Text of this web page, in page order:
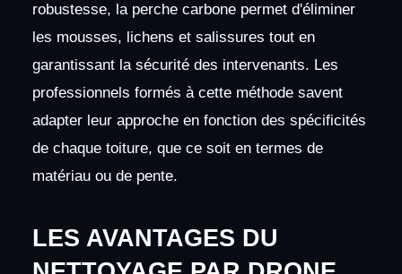
robustesse, la perche carbone permet d'éliminer
les mousses, lichens et salissures tout en
garantissant la sécurité des intervenants. Les
professionnels formés à cette méthode savent
adapter leur approche en fonction des spécificités
de chaque toiture, que ce soit en termes de
matériau ou de pente.
LES AVANTAGES DU